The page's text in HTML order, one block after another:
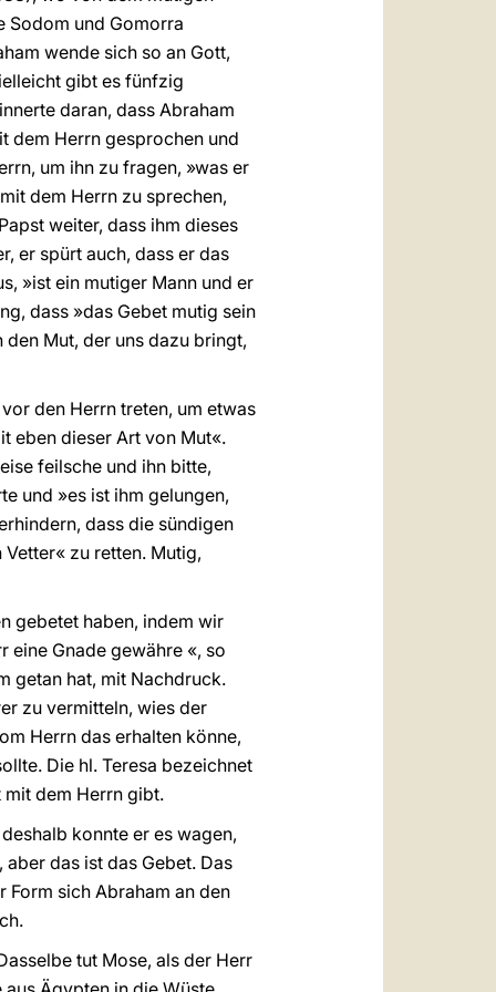
Sodom und Gomorra
wende sich so an Gott,
gibt es fünfzig
daran, dass Abraham
dem Herrn gesprochen und
um ihn zu fragen, »was er
dem Herrn zu sprechen,
weiter, dass ihm dieses
er spürt auch, dass er das
»ist ein mutiger Mann und er
dass »das Gebet mutig sein
Mut, der uns dazu bringt,
den Herrn treten, um etwas
eben dieser Art von Mut«.
feilsche und ihn bitte,
und »es ist ihm gelungen,
dass die sündigen
zu retten. Mutig,
gebetet haben, indem wir
eine Gnade gewähre «, so
getan hat, mit Nachdruck.
zu vermitteln, wies der
Herrn das erhalten könne,
Die hl. Teresa bezeichnet
mit dem Herrn gibt.
konnte er es wagen,
das ist das Gebet. Das
Form sich Abraham an den
tut Mose, als der Herr